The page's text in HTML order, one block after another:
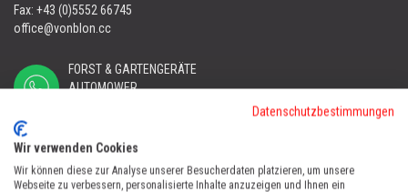
Fax: +43 (0)5552 66745
office@vonblon.cc
FORST & GARTENGERÄTE
AUTOMOWER
AUTOMOWER
Tel:+43 (0)5552 31607
Datenschutzbestimmungen
Wir verwenden Cookies
Wir können diese zur Analyse unserer Besucherdaten platzieren, um unsere
Webseite zu verbessern, personalisierte Inhalte anzuzeigen und Ihnen ein